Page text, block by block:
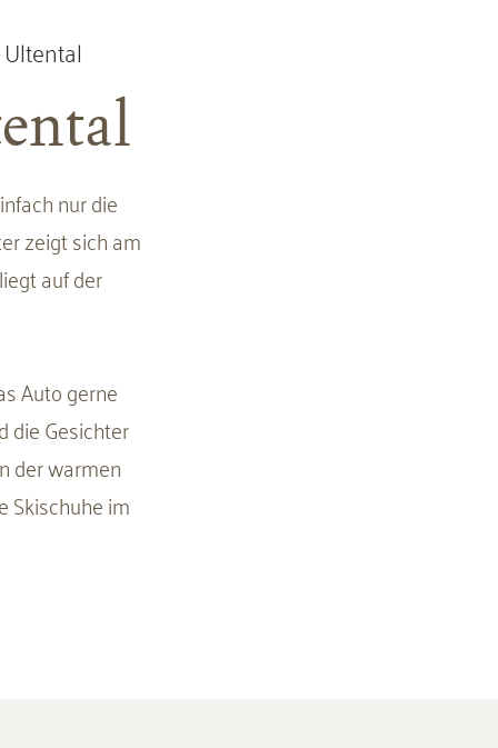
nur die
zeigt sich am
auf der
Auto gerne
die Gesichter
der warmen
Skischuhe im